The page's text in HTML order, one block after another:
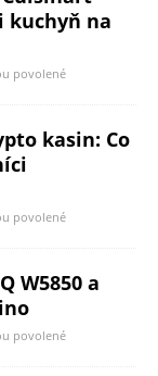
kuchyň na
povolené
kasin: Co
povolené
W5850 a
povolené